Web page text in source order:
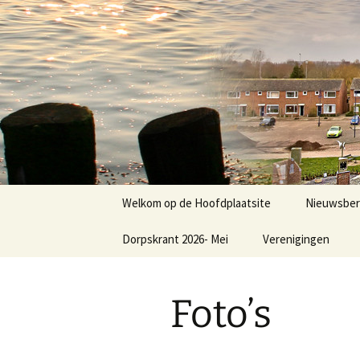
Ga
naar
de
inhoud
Dorp achter de dijk
Welkom op de Hoofdplaatsite
Nieuws
Dorpskrant 2026- Mei Verenigingen
Foto’s